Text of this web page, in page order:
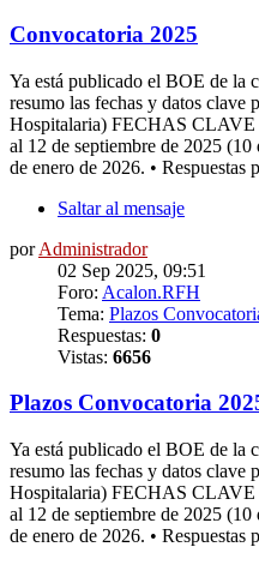
Convocatoria 2025
Ya está publicado el BOE de la
resumo las fechas y datos clave
Hospitalaria) FECHAS CLAVE
al 12 de septiembre de 2025
de enero de 2026. • Respuestas
Saltar al mensaje
porAdministrador
02 Sep 2025, 09:51
Foro: Acalon.RFH
Tema: Plazos
Respuestas: 0
Vistas: 6656
Plazos Convocatoria
Ya está publicado el BOE de la
resumo las fechas y datos clave
Hospitalaria) FECHAS CLAVE
al 12 de septiembre de 2025
de enero de 2026. • Respuestas